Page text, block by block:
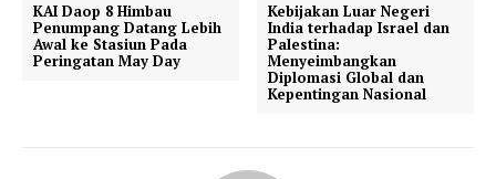
KAI Daop 8 Himbau
Penumpang Datang Lebih
Awal ke Stasiun Pada
Peringatan May Day
Kebijakan Luar Negeri
India terhadap Israel dan
Palestina:
Menyeimbangkan
Diplomasi Global dan
Kepentingan Nasional